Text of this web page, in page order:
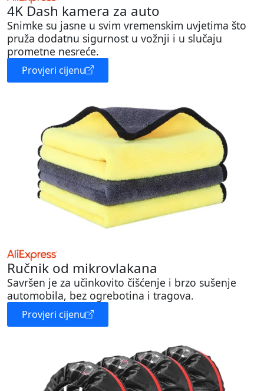
4K Dash kamera za auto
Snimke su jasne u svim vremenskim uvjetima što
pruža dodatnu sigurnost u vožnji i u slučaju
prometne nesreće.
Provjeri cijenu
Ručnik od mikrovlakana
Savršen je za učinkovito čišćenje i brzo sušenje
automobila, bez ogrebotina i tragova.
Provjeri cijenu